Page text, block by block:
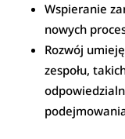
Wspieranie
nowych
Rozwój
zespołu,